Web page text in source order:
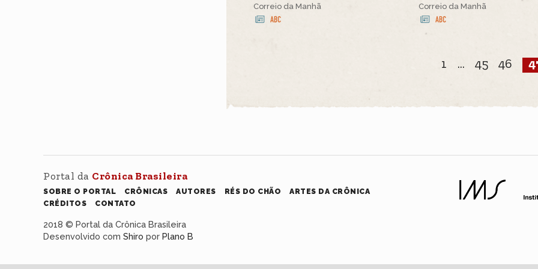
Correio da Manhã Correio da Manhã
1 ... 45 46
Portal da Crônica Brasileira
SOBRE O PORTAL CRÔNICAS AUTORES RÉS DO CHÃO
ARTES DA CRÔNICA
CRÉDITOS
CONTATO
2018 © Portal da Crônica Brasileira
Desenvolvido com Shiro por Plano B